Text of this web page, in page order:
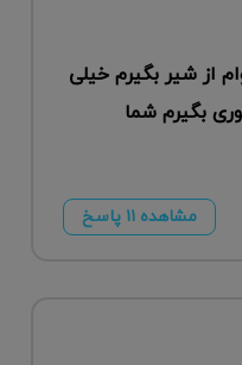
از شیر بگیرم خیلی
بگیرم شما
مشاهده ۱۱ پاسخ